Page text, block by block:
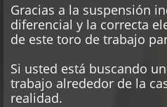
Gracias a la suspensión
diferencial y la correcta
de este toro de trabajo
Si usted está buscando
trabajo alrededor de la
realidad.